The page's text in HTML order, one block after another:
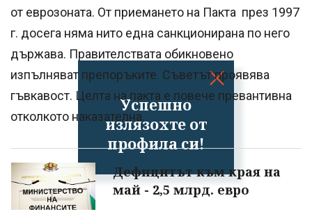
Успешно
излязохте от
профила си!
от еврозоната. От приемането на Пакта през 1997
г. досега няма нито една санкционирана по него
държава. Правителствата обикновено
изпълняват препоръките. Съветът проявява
гъвкавост. Целта на пакта е повече превантивна
отколкото наказателна.
Дефицитът към края на
май - 2,5 млрд. евро